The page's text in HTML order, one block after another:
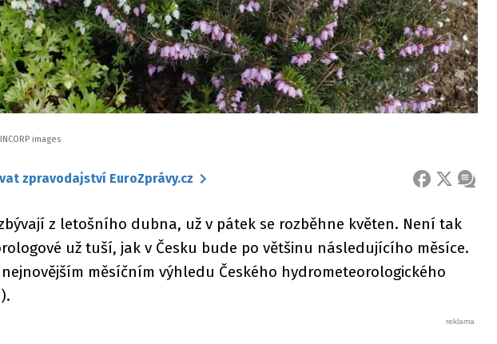
images
zpravodajství EuroZprávy.cz FACEBOOK
X
z letošního dubna, už v pátek se rozběhne květen. Není tak
už tuší, jak v Česku bude po většinu následujícího měsíce.
měsíčním výhledu Českého hydrometeorologického